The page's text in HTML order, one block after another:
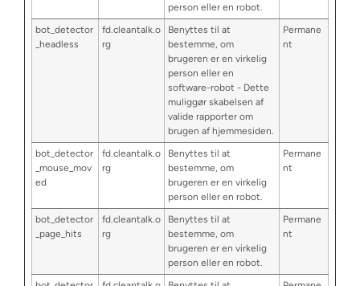
person eller en robot.
bot_detector
_headless
fd.cleantalk.o
rg
Benyttes til at
bestemme, om
brugeren er en virkelig
person eller en
software-robot - Dette
muliggør skabelsen af
valide rapporter om
brugen af hjemmesiden.
Permane
nt
bot_detector
_mouse_mov
ed
fd.cleantalk.o
rg
Benyttes til at
bestemme, om
brugeren er en virkelig
person eller en robot.
Permane
nt
bot_detector
_page_hits
fd.cleantalk.o
rg
Benyttes til at
bestemme, om
brugeren er en virkelig
person eller en robot.
Permane
nt